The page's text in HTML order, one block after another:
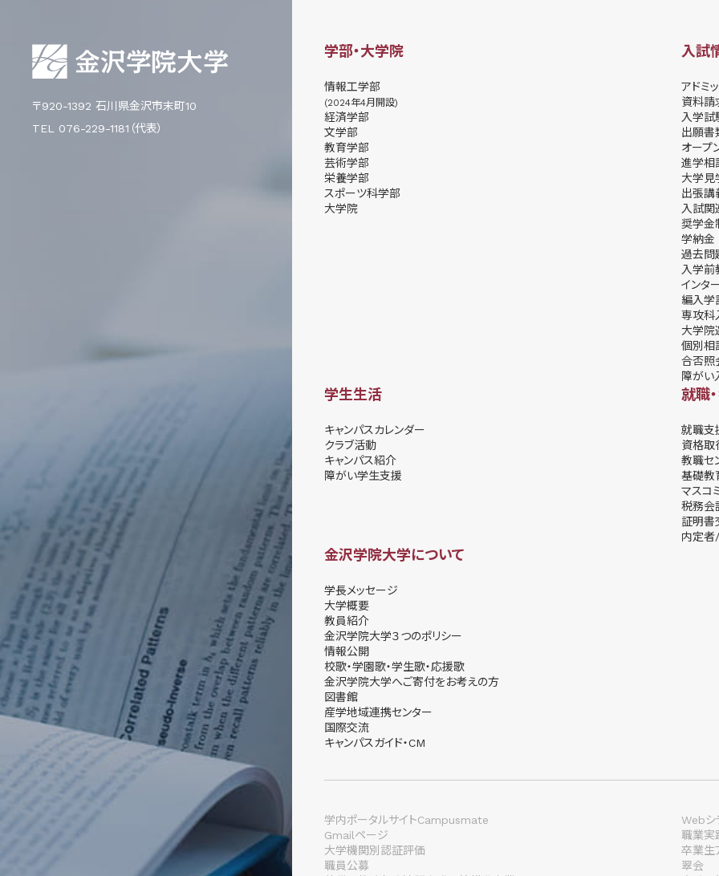
〒920-1392 石川県金沢市末町10
TEL 076-229-1181（代表）
学部・大学院
情報工学部
(2024年4月開設)
経済学部
文学部
教育学部
芸術学部
栄養学部
スポーツ科学部
大学院
入試
アドミ
資料請
⼊学試
出願書
オープ
進学相
⼤学⾒
出張講
⼊試関
奨学⾦
学納⾦
過去問
入学前
インタ
編入学
専攻科
大学院
個別相
合否照
障がい
学生生活
キャンパスカレンダー
クラブ活動
キャンパス紹介
障がい学⽣⽀援
就職
就職支
資格取
教職セ
基礎教
マスコ
税務会
証明書
内定者
金沢学院大学について
学長メッセージ
大学概要
教員紹介
金沢学院大学３つのポリシー
情報公開
校歌・学園歌・学生歌・応援歌
金沢学院大学へご寄付をお考えの方
図書館
産学地域連携センター
国際交流
キャンパスガイド・CM
学内ポータルサイトCampusmate
Webシ
Gmailページ
職業実
大学機関別認証評価
卒業生
職員公募
翠会